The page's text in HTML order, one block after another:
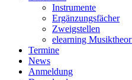
Instrumente
Ergänzungsfächer
Zweigstellen
elearning
Termine
News
Anmeldung